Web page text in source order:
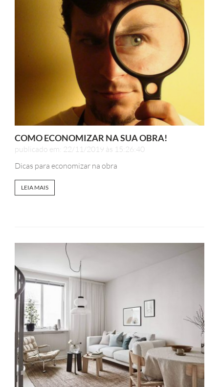
COMO ECONOMIZAR NA SUA OBRA!
publicado em: 22/11/2019 às 15:26:40
Dicas para economizar na obra
LEIA MAIS